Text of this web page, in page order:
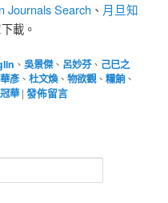
Journals Search 、 月旦知
下載。
、吳景傑、 呂妙芬、 己巳之
彥、杜文煥、物欲觀、糧餉、
華 |發佈留言